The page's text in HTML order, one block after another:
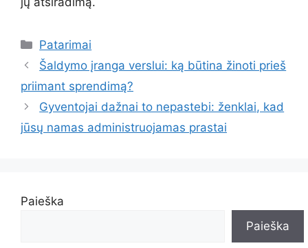
Kategorijos
Patarimai
Šaldymo įranga verslui: ką būtina žinoti prieš
priimant sprendimą?
Gyventojai dažnai to nepastebi: ženklai, kad
jūsų namas administruojamas prastai
Paieška
Paieška